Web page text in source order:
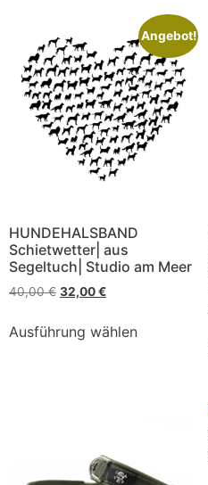
Angebot!
HUNDEHALSBAND
Schietwetter| aus
Segeltuch| Studio am Meer
40,00€ 32,00€
Ausführung wählen